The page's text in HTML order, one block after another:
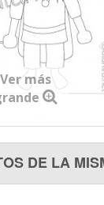
Ver más
DE LA